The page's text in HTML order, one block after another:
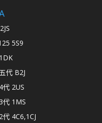
5S9
代 B2J
代 2US
代 1MS
4C6,1CJ